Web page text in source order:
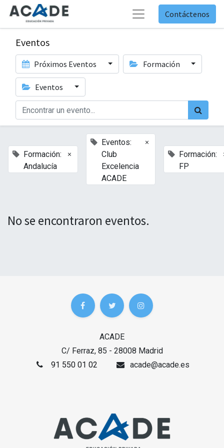
Contáctenos
Eventos
Próximos Eventos Formación
Eventos
Formación:
Andalucía
×
Eventos:
Club
Excelencia
ACADE
×
Formación:
FP
No se encontraron eventos.
ACADE
C/ Ferraz, 85 - 28008 Madrid
91 550 01 02
acade@acade.es